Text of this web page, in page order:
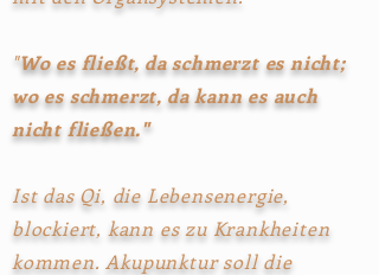
"Wo es fließt, da schmerzt es nicht;
wo es schmerzt, da kann es auch
nicht fließen."
Ist das Qi, die Lebensenergie,
blockiert, kann es zu Krankheiten
kommen. Akupunktur soll die